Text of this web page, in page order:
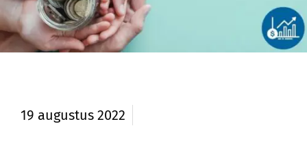
19 augustus 2022